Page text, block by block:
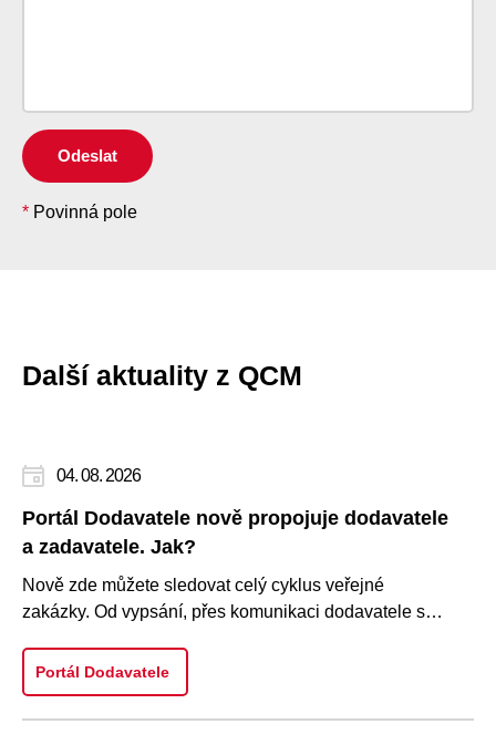
Odeslat
* Povinná pole
Další aktuality z QCM
04. 08. 2026
Portál Dodavatele nově propojuje dodavatele
a zadavatele. Jak?
Nově zde můžete sledovat celý cyklus veřejné
zakázky. Od vypsání, přes komunikaci dodavatele se
Portál Dodavatele